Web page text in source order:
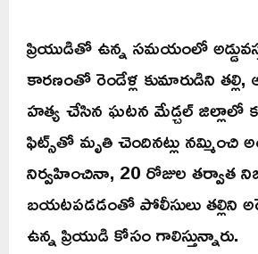
ప్రియుడితో ఉన్న సమయంలో
కారణంతో రెండేళ్ల కుమారుడిని తల్లి,
హత్య చేసిన ఘటన మేడ్చల్ జిల్లాలో
ఫిట్స్‌తో మృతి చెందినట్లు నమ్మించి
నిర్వహించినా, 20 రోజుల తర్వాత
బయటపడడంతో పోలీసులు తల్లిని
ఉన్న ప్రియుడి కోసం గాలిస్తున్నారు.